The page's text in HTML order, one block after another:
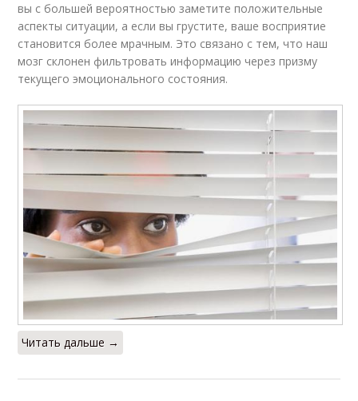
вы с большей вероятностью заметите положительные
аспекты ситуации, а если вы грустите, ваше восприятие
становится более мрачным. Это связано с тем, что наш
мозг склонен фильтровать информацию через призму
текущего эмоционального состояния.
Читать дальше →